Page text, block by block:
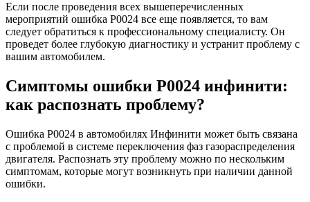
Если после проведения всех вышеперечисленных
мероприятий ошибка Р0024 все еще появляется, то вам
следует обратиться к профессиональному специалисту. Он
проведет более глубокую диагностику и устранит проблему с
вашим автомобилем.
Симптомы ошибки Р0024 инфинити:
как распознать проблему?
Ошибка Р0024 в автомобилях Инфинити может быть связана
с проблемой в системе переключения фаз газораспределения
двигателя. Распознать эту проблему можно по нескольким
симптомам, которые могут возникнуть при наличии данной
ошибки.